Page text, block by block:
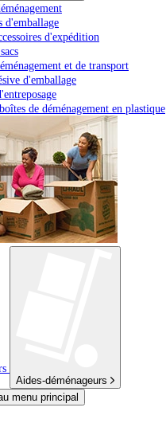
d'emballage
d'expédition
et de transport
d'emballage
de déménagement en plastique
Aides-déménageurs
menu principal